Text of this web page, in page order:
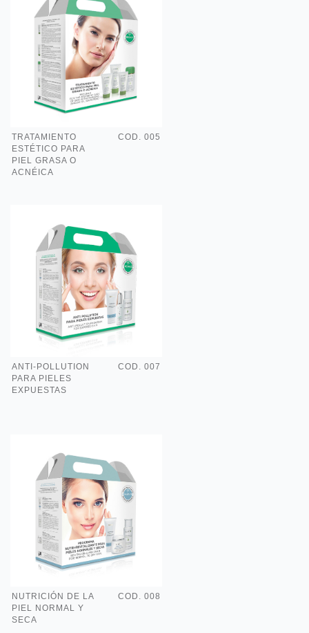
TRATAMIENTO
ESTÉTICO PARA
PIEL GRASA O
ACNÉICA
COD. 005
ANTI-POLLUTION
PARA PIELES
EXPUESTAS
COD. 007
NUTRICIÓN DE LA
PIEL NORMAL Y
SECA
COD. 008